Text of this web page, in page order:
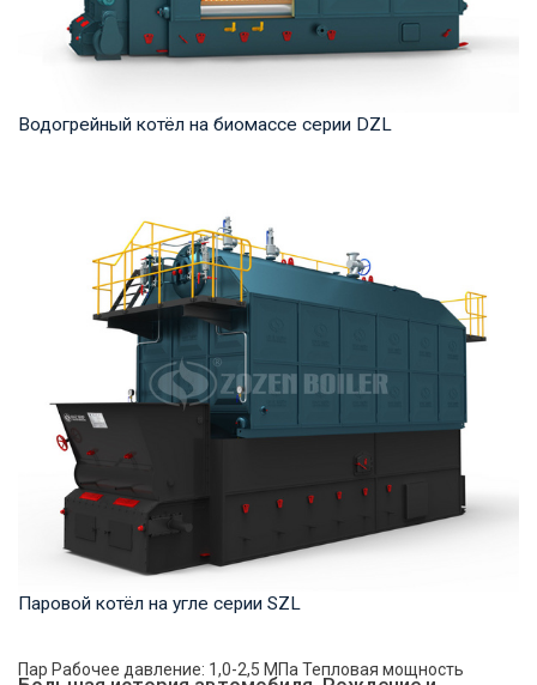
Водогрейный котёл на биомассе серии DZL
мощность продукта: 1,4-14 МВт Температура ...
Паровой котёл на угле серии SZL
Пар Рабочее давление: 1,0-2,5 МПа Тепловая мощность